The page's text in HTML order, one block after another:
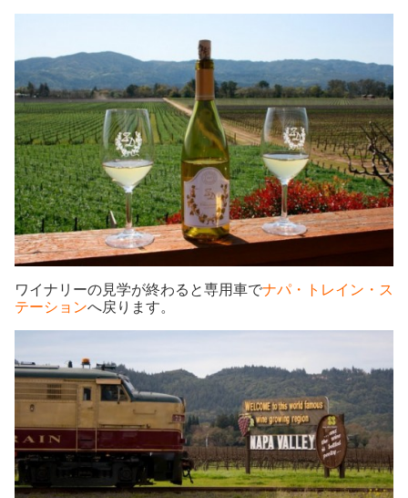
ワイナリーの見学が終わると専用車でナパ・
トレイン・ス
テーションへ戻ります。